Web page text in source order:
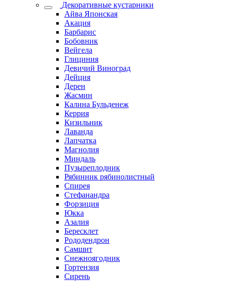
Декоративные кустарники
Айва Японская
Акация
Барбарис
Бобовник
Вейгела
Глициния
Девичий Виноград
Дейция
Дерен
Жасмин
Калина Бульденеж
Керрия
Кизильник
Лаванда
Лапчатка
Магнолия
Миндаль
Пузыреплодник
Рябинник рябинолистный
Спирея
Стефанандра
Форзиция
Юкка
Азалия
Бересклет
Рододендрон
Самшит
Снежноягодник
Гортензия
Сирень